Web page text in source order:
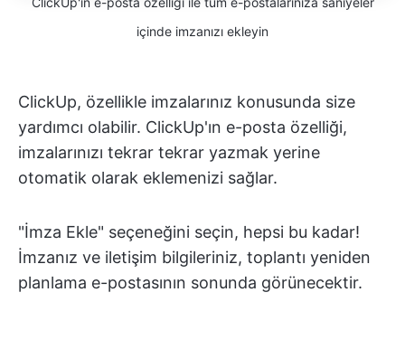
içinde imzanızı ekleyin
ClickUp, özellikle imzalarınız konusunda size
yardımcı olabilir. ClickUp'ın e-posta özelliği,
imzalarınızı tekrar tekrar yazmak yerine
otomatik olarak eklemenizi sağlar.
"İmza Ekle" seçeneğini seçin, hepsi bu kadar!
İmzanız ve iletişim bilgileriniz, toplantı yeniden
planlama e-postasının sonunda görünecektir.